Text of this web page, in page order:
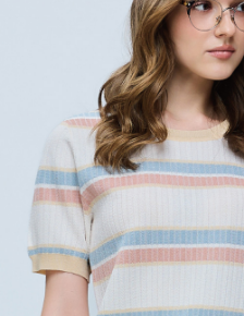
1.本服務係由「台灣大哥大股份有限
用戶於交易時，得透過本服務購買
買賣價金債權讓與本公司後，依約使
2.基於同意付款使用「大哥付你分
資料（包含姓名、電話或地址）提
由本公司與您本人進行分期帳單所需
3.完整用戶服務條款，請詳閱以下連
ATM／網路銀行／等多元方式進行付
※ 請注意：結帳手續完成當下不需立
購買商品的店家。未經商家同意取
後付繳納相關費用。
※ 交易是否成功請以「AFTEE先享
是否繳費成功／繳費後需取消欲退
客戶支援中心」https://
【注意事項】
１．透過由恩沛科技股份有限公司
易，需依本服務之必要範圍內提供
權轉讓予恩沛科技股份有限公司。
２．關於個人資料處理事宜，請瀏覽
https://aftee.tw/terms/#terms3
３．未成年的使用者請事先徵得法定
「AFTEE先享後付」，若未經同意
每筆NT$120，滿NT$2,500(含
付款後萊爾富取貨
每筆NT$120，滿NT$2,500(含以
7-11取貨付款
每筆NT$120，滿NT$2,500(含以
付款後7-11取貨
每筆NT$120，滿NT$2,500(含
宅配
每筆NT$120，滿NT$2,500(含以